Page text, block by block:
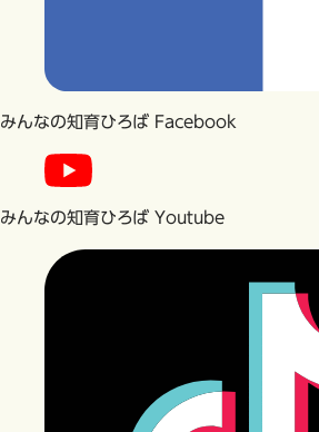
みんなの知育ひろば Facebook
みんなの知育ひろば Youtube